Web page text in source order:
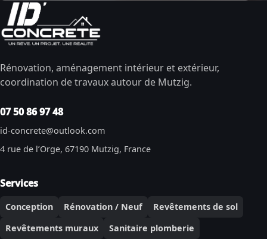
Rénovation, aménagement intérieur et extérieur,
coordination de travaux autour de Mutzig.
07 50 86 97 48
id-concrete@outlook.com
4 rue de l’Orge, 67190 Mutzig, France
Services
Conception Rénovation / Neuf
Revêtements de sol
Revêtements muraux
Sanitaire plomberie